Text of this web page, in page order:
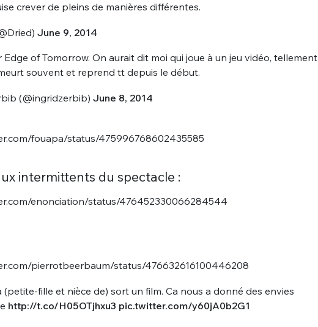
crever de pleins de manières différentes.
June 9, 2014
Edge of Tomorrow. On aurait dit moi qui joue à un jeu vidéo, tellement
souvent et reprend tt depuis le début.
(@ingridzerbib) June 8, 2014
fouapa/status/475996768602435585
intermittents du spectacle :
enonciation/status/476452330066284544
pierrotbeerbaum/status/476632616100446208
(petite-fille et nièce de) sort un film. Ca nous a donné des envies
http://t.co/H05OTjhxu3 pic.twitter.com/y60jA0b2G1
!
*
vous proposer ?
Quelques
tweets
sélection